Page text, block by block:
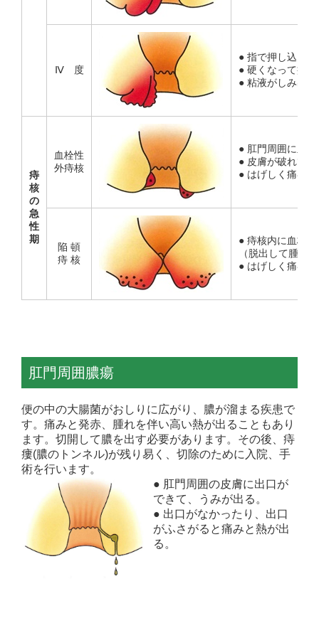
Ⅳ 度
● 指で押し込ん
● 硬くなって痛
● 粘液がしみ出
痔
核
の
急
性
期
血栓性
外痔核
● 肛門周囲に血
● 皮膚が破れて
● はげしく痛む。
陥 頓
痔 核
● 痔核内に血栓
（脱出して腫れ
● はげしく痛む。
肛門周囲膿瘍
便の中の大腸菌がおしりに広がり、膿が溜まる疾患で
す。痛みと発赤、腫れを伴い高い熱が出ることもあり
ます。切開して膿を出す必要があります。その後、痔
瘻(膿のトンネル)が残り易く、切除のために入院、手
術を行います。
● 肛門周囲の皮膚に出口が
できて、うみが出る。
● 出口がなかったり、出口
がふさがると痛みと熱が出
る。